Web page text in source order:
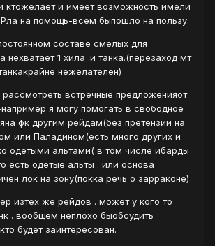
ктожелает и имеет возможность имели
на помощь-всем быпошло на пользу.
составе смелых для
нехватает 1 хила .и танка.(перезаход мт
нежелателен)
встречные предложенияот
я могу помогать в свободное
фк другим рейдам(без претензии на
или Паладином(есть много других и
одетыми альтами( в том числе ибарды
есть одетые альты . или основа
лок на зону(покка речь о зарраконе)
изтех же рейдов . может у кого то
. вообщем неплохо быобсудить
будет заинтересован.